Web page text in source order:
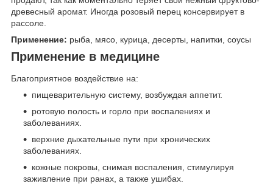
древесный аромат. Иногда розовый перец консервирует в
рассоле.
Применение: рыба, мясо, курица, десерты, напитки, соусы
Применение в медицине
Благоприятное воздействие на:
пищеварительную систему, возбуждая аппетит.
ротовую полость и горло при воспалениях и
заболеваниях.
верхние дыхательные пути при хронических
заболеваниях.
кожные покровы, снимая воспаления, стимулируя
заживление при ранах, а также ушибах.